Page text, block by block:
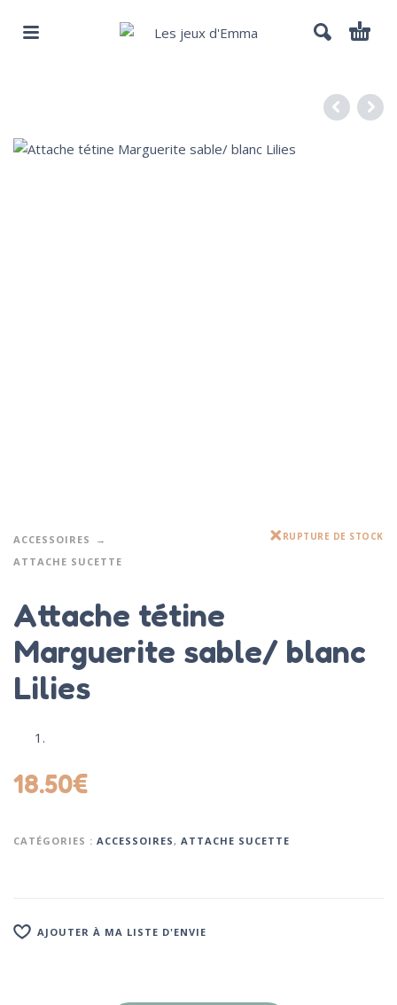
ACCESSOIRES
ATTACHE SUCETTE
RUPTURE DE STOCK
Attache tétine
Marguerite sable/ blanc
Lilies
18.50€
CATÉGORIES : ACCESSOIRES, ATTACHE SUCETTE
AJOUTER À MA LISTE D'ENVIE